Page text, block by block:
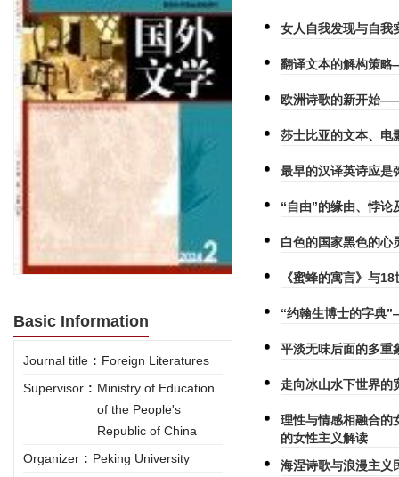
Basic Information
Journal title : Foreign Literatures
Supervisor : Ministry of Education
of the People's
Republic of China
Organizer : Peking University
女人自我发现与自
翻译文本的解构策
欧洲诗歌的新开始
莎士比亚的文本、电
最早的汉译英诗应是
“自由”的缘由、悖
白色的国家黑色的
《蜜蜂的寓言》与
“约翰生博士的字典
平淡无味后面的多
走向冰山水下世界
理性与情感相融合
的女性主义解读
海涅诗歌与浪漫主义